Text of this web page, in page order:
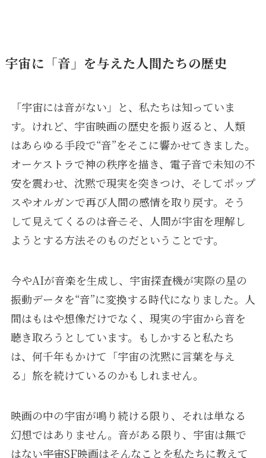
宇宙に「音」を与えた人間たちの歴史
「宇宙には音がない」と、私たちは知っていま
す。けれど、宇宙映画の歴史を振り返ると、人類
はあらゆる手段で“音”をそこに響かせてきました。
オーケストラで神の秩序を描き、電子音で未知の不
安を震わせ、沈黙で現実を突きつけ、そしてポップ
スやオルガンで再び人間の感情を取り戻す。そう
して見えてくるのは――音こそ、人間が宇宙を理解し
ようとする方法そのものだということです。
今やAIが音楽を生成し、宇宙探査機が実際の星の
振動データを“音”に変換する時代になりました。人
間はもはや想像だけでなく、現実の宇宙から音を
聴き取ろうとしています。もしかすると私たち
は、何千年もかけて「宇宙の沈黙に言葉を与え
る」旅を続けているのかもしれません。
映画の中の宇宙が鳴り続ける限り、それは単なる
幻想ではありません。音がある限り、宇宙は無で
はない――宇宙SF映画はそんなことを私たちに教えて